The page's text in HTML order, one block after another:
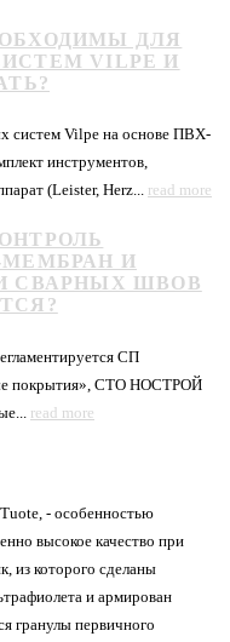
ДЛЯ
VILPE И
систем Vilpe на основе ПВХ-
инструментов,
(Leister, Herz... read more
И
СВАРНЫХ ШВОВ
СП
покрытия», СТО НОСТРОЙ
read more
- особенностью
высокое качество при
из которого сделаны
и армирован
гранулы первичного